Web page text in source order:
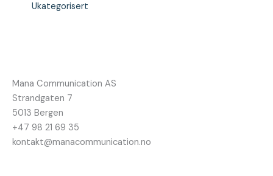
Ukategorisert
Mana Communication AS
Strandgaten 7
5013 Bergen
+47 98 21 69 35
kontakt@manacommunication.no